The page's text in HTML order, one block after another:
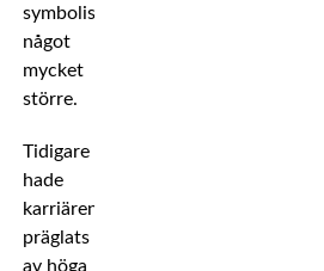
symbolisera
något
mycket
större.
Tidigare
hade
karriären
präglats
av höga